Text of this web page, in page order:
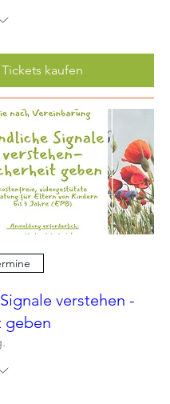
Tickets kaufen
verstehen -
geben